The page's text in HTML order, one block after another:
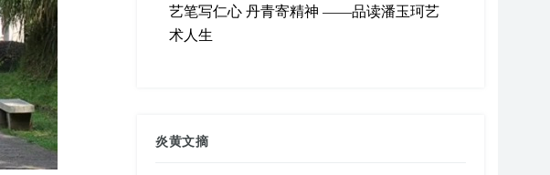
艺笔写仁心 丹青寄精神 ——品读潘玉珂艺
术人生
炎黄文摘